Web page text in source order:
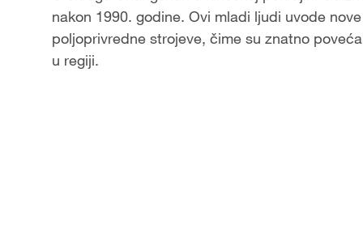
a
y
nakon 1990. godine. Ovi mladi ljudi uvode
poljoprivredne strojeve, čime su znatno
u regiji.